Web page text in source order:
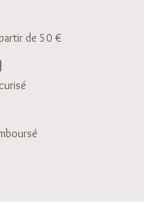
de 50 €